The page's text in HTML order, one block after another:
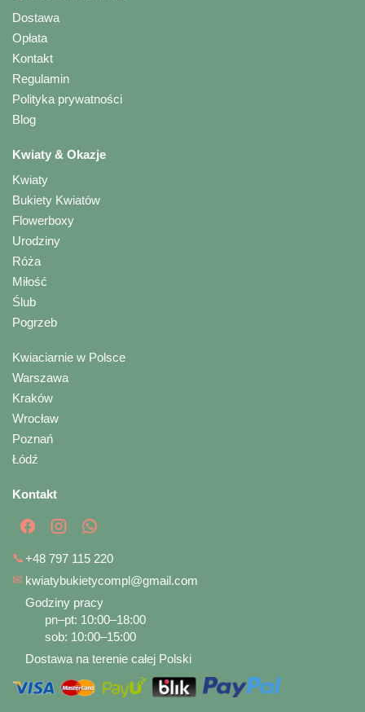
Dostawa
Opłata
Kontakt
Regulamin
Polityka prywatności
Blog
Kwiaty & Okazje
Kwiaty
Bukiety Kwiatów
Flowerboxy
Urodziny
Róża
Miłość
Ślub
Pogrzeb
Kwiaciarnie w Polsce
Warszawa
Kraków
Wrocław
Poznań
Łódź
Kontakt
📞+48 797 115 220
✉ kwiatybukietycompl@gmail.com
Godziny pracy
pn–pt: 10:00–18:00
sob: 10:00–15:00
Dostawa na terenie całej Polski